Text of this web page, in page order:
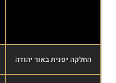
החלקה יפנית באור יהודה